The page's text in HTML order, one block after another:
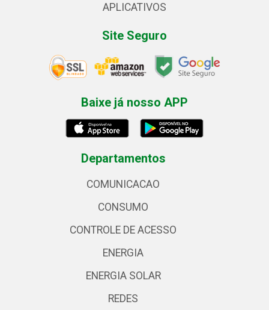
APLICATIVOS
Site Seguro
Baixe já nosso APP
Departamentos
COMUNICACAO
CONSUMO
CONTROLE DE ACESSO
ENERGIA
ENERGIA SOLAR
REDES